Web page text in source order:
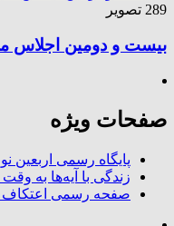
289 تصویر
بیست و دومین اجلاس
صفحات ویژه
پایگاه رسمی اربعین
زندگی با آیه‌ها به وقت
صفحه رسمی اعتکاف